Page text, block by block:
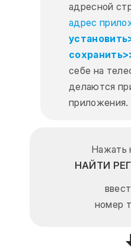
адресной
адрес
себе на
делаются
приложения.
Нажать
НАЙТИ
номер